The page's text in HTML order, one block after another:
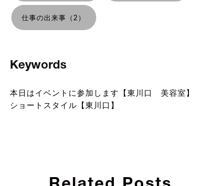
仕事の出来事（2）
Keywords
本日はイベントに参加します【東川口 美容室】
ショートスタイル【東川口】